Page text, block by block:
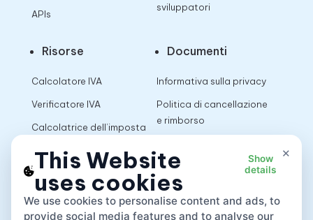
APIs
sviluppatori
Risorse
Calcolatore IVA
Verificatore IVA
Calcolatrice dell’imposta
Documenti
Informativa sulla privacy
Politica di cancellazione
e rimborso
App
×
This Website
uses cookies
Show
details
We use cookies to personalise content and ads, to
provide social media features and to analyse our